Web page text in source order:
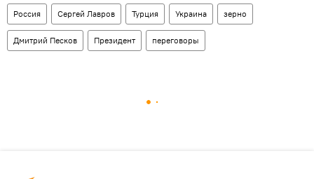
Россия Сергей Лавров Турция Украина зерно
Дмитрий Песков Президент переговоры